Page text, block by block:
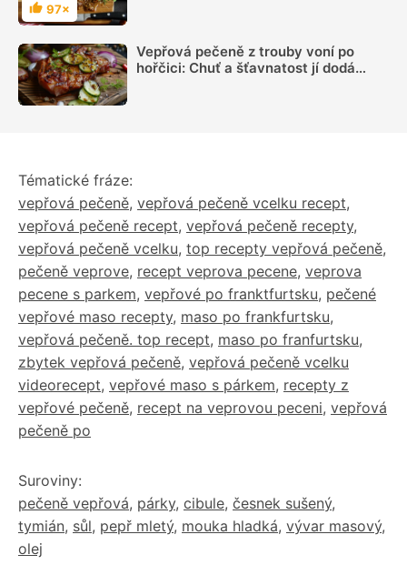
Hodnocení
97×
Vepřová pečeně z trouby voní po
hořčici: Chuť a šťavnatost jí dodá
Tématické fráze:
vepřová pečeně, vepřová pečeně vcelku recept,
vepřová pečeně recept, vepřová pečeně recepty,
vepřová pečeně vcelku, top recepty vepřová pečeně,
pečeně veprove, recept veprova pecene, veprova
pecene s parkem, vepřové po franktfurtsku, pečené
vepřové maso recepty, maso po frankfurtsku,
vepřová pečeně. top recept, maso po franfurtsku,
zbytek vepřová pečeně, vepřová pečeně vcelku
videorecept, vepřové maso s párkem, recepty z
vepřové pečeně, recept na veprovou peceni, vepřová
pečeně po
Suroviny:
pečeně vepřová, párky, cibule, česnek sušený,
tymián, sůl, pepř mletý, mouka hladká, vývar masový,
olej